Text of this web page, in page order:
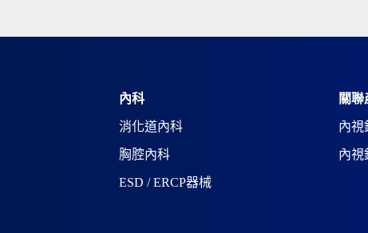
r
內科
消化道內科
胸腔內科
ESD / ERCP器械
關聯
內視
內視